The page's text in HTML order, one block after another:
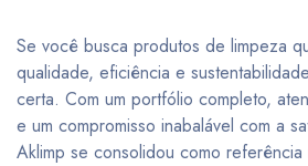
Se você busca produtos de limpeza
qualidade, eficiência e
certa. Com um portfólio completo,
e um compromisso inabalável com a
Aklimp se consolidou como referência